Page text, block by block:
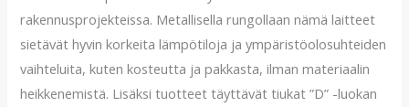
rakennusprojekteissa. Metallisella rungollaan nämä laitteet
sietävät hyvin korkeita lämpötiloja ja ympäristöolosuhteiden
vaihteluita, kuten kosteutta ja pakkasta, ilman materiaalin
heikkenemistä. Lisäksi tuotteet täyttävät tiukat ”D” -luokan